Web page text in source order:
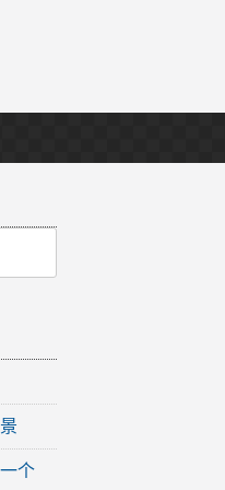
个